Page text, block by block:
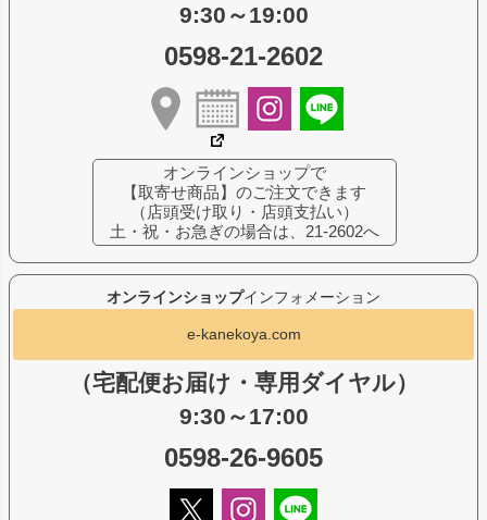
オンラインショップインフォメーション
e-kanekoya.com
（宅配便お届け・専用ダイヤル）
9:30～17:00
0598-26-9605
9:30～19:00
0598-21-2602
オンラインショップで
【取寄せ商品】のご注文できます
（店頭受け取り・店頭支払い）
土・祝・お急ぎの場合は、21-2602へ